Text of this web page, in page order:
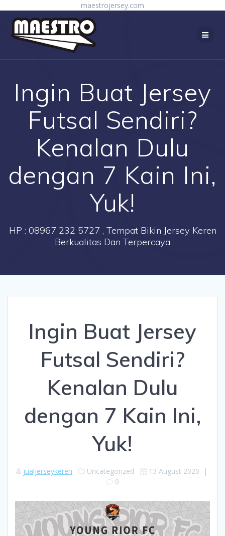
maestrojersey.com
Ingin Buat Jersey
Futsal Sendiri?
Kenalan Dulu
dengan 7 Kain Ini,
Yuk!
HP : 08967 232 5727 , Tempat Bikin Jersey Keren
Berkualitas Dan Terpercaya
Ingin Buat Jersey
Futsal Sendiri?
Kenalan Dulu
dengan 7 Kain Ini,
Yuk!
jualjerseykeren Uncategorized 13 August 2020 |
0